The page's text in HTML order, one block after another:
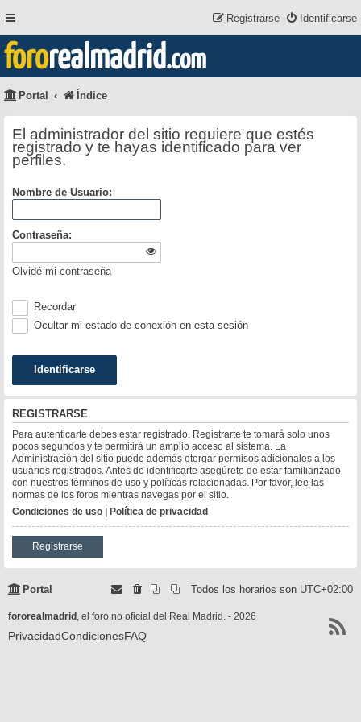
Identificarse
Registrarse
fororealmadrid.com
Portal Índice
El administrador del sitio requiere que estés
registrado y te hayas identificado para ver
perfiles.
Nombre de Usuario:
Contraseña:
Olvidé mi contraseña
Recordar
Ocultar mi estado de conexión en esta sesión
REGISTRARSE
Para autenticarte debes estar registrado. Registrarte te tomará solo unos
pocos segundos y te permitirá un amplio acceso al sistema. La
Administración del sitio puede además otorgar permisos adicionales a los
usuarios registrados. Antes de identificarte asegúrete de estar familiarizado
con nuestros términos de uso y políticas relacionadas. Por favor, lee las
normas de los foros mientras navegas por el sitio.
Condiciones de uso | Política de privacidad
Registrarse
Portal Todos los horarios son UTC+02:00
fororealmadrid , el foro no oficial del Real Madrid. - 2026
PrivacidadCondicionesFAQ